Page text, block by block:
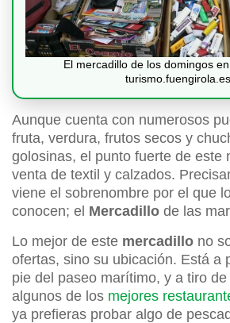
El mercadillo de los domingos
turismo.fuengirola.es
Aunque cuenta con numerosos
fruta, verdura, frutos secos y
golosinas, el punto fuerte de este
venta de textil y calzados.
viene el sobrenombre por el que
conocen; el Mercadillo de las
Lo mejor de este mercadillo no
ofertas, sino su ubicación. Está a
pie del paseo marítimo, y a tiro
algunos de los mejores
ya prefieras probar algo de